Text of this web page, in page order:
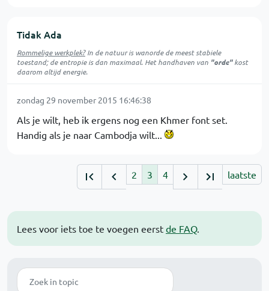
Lees voor iets toe te voegen eerst de FAQ.
Zoek
Tidak Ada
Rommelige werkplek?In de natuur iswanordede meest stabiele
toestand; de entropie is dan maximaal. Het handhaven van "orde"kost
daarom altijd energie.
zondag 29 november 2015 16:46:38
Als je wilt, heb ik ergens nog een Khmer font set.
Handig als je naar Cambodja wilt...
2 3 4 laatste